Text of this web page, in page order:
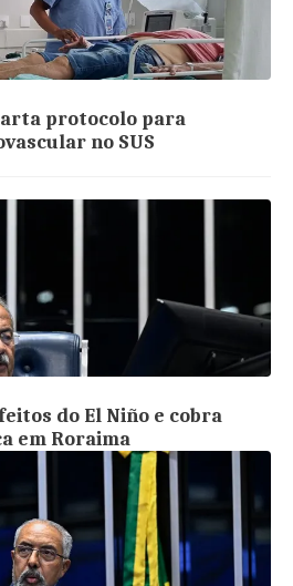
protocolo para
no SUS
do El Niño e cobra
em Roraima